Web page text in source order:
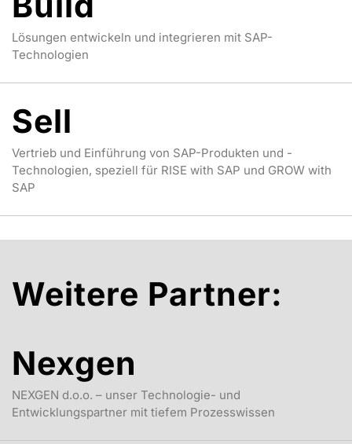
Lösungen entwickeln und integrieren mit SAP-
Technologien
Sell
Vertrieb und Einführung von SAP-Produkten und -
Technologien, speziell für RISE with SAP und GROW with
SAP
Weitere Partner:
Nexgen
NEXGEN d.o.o. – unser Technologie- und
Entwicklungspartner mit tiefem Prozesswissen